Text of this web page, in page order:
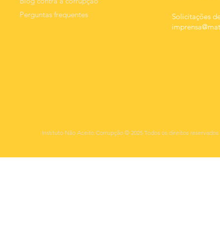
Perguntas frequentes
Solicitações
Instituto Não Aceito Corrupção © 2025 Todos os direitos